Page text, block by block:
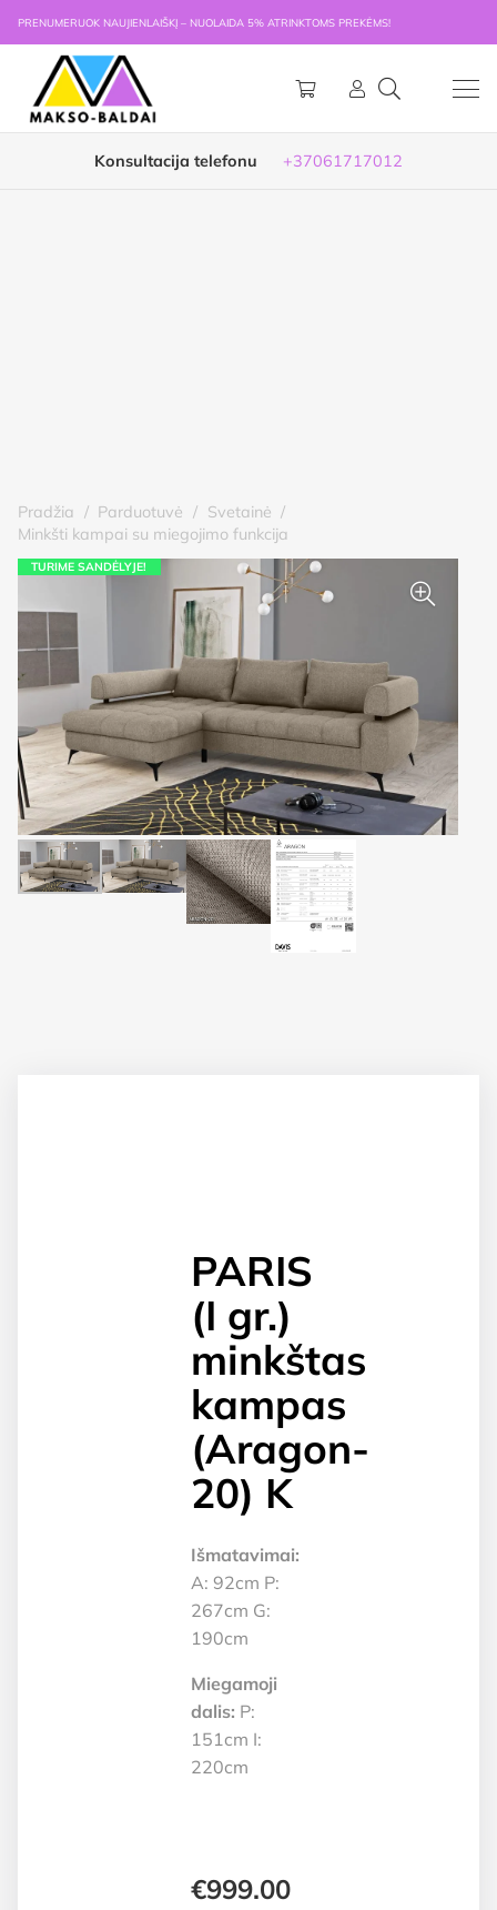
PRENUMERUOK NAUJIENLAIŠKĮ – NUOLAIDA 5% ATRINKTOMS PREKĖMS!
Konsultacija telefonu +37061717012
Pradžia / Parduotuvė / Svetainė /
Minkšti kampai su miegojimo funkcija
TURIME SANDĖLYJE!
PARIS
(I gr.)
minkštas
kampas
(Aragon-
20) K
Išmatavimai:
A: 92cm P:
267cm G:
190cm
Miegamoji
dalis: P:
151cm I:
220cm
€999.00